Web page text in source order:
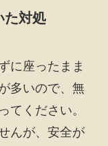
た対処
に座ったまま
多いので、無
てください。
んが、安全が